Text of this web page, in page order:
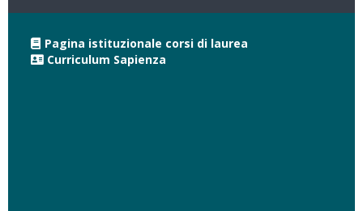
Pagina istituzionale corsi di laurea
Curriculum Sapienza